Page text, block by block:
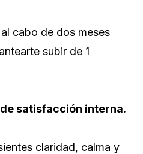
cabo de dos meses
subir de 1
satisfacción interna.
claridad, calma y